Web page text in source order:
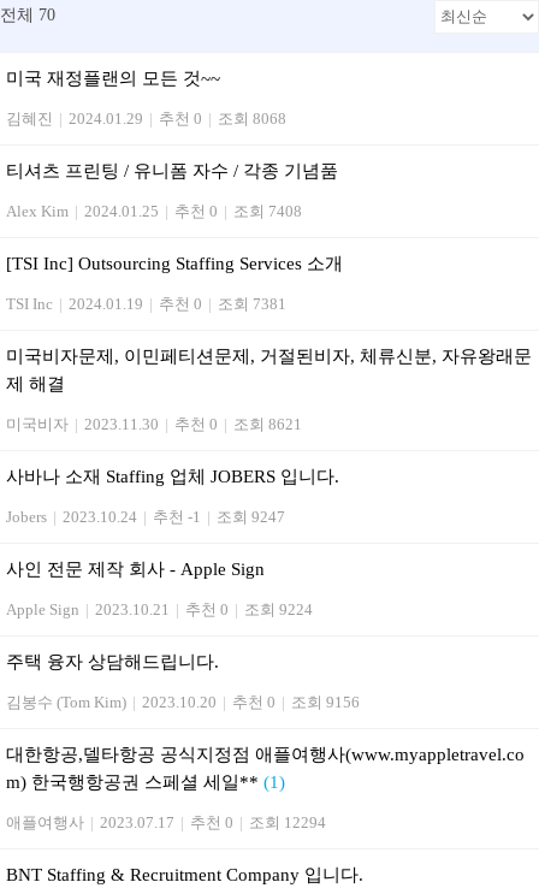
전체 70
미국 재정플랜의 모든 것~~
김혜진 | 2024.01.29 | 추천 0 | 조회 8068
티셔츠 프린팅 / 유니폼 자수 / 각종 기념품
Alex Kim | 2024.01.25 | 추천 0 | 조회 7408
[TSI Inc] Outsourcing Staffing Services 소개
TSI Inc | 2024.01.19 | 추천 0 | 조회 7381
미국비자문제, 이민페티션문제, 거절된비자, 체류신분, 자유왕래문
제 해결
미국비자 | 2023.11.30 | 추천 0 | 조회 8621
사바나 소재 Staffing 업체 JOBERS 입니다.
Jobers | 2023.10.24 | 추천 -1 | 조회 9247
사인 전문 제작 회사 - Apple Sign
Apple Sign | 2023.10.21 | 추천 0 | 조회 9224
주택 융자 상담해드립니다.
김봉수 (Tom Kim) | 2023.10.20 | 추천 0 | 조회 9156
대한항공,델타항공 공식지정점 애플여행사(www.myappletravel.co
m) 한국행항공권 스페셜 세일** (1)
애플여행사 | 2023.07.17 | 추천 0 | 조회 12294
BNT Staffing & Recruitment Company 입니다.